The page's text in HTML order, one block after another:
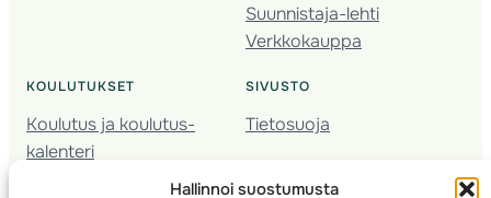
Hallinnoi suostumusta
Suunnistaja-lehti
Verkkokauppa
KOULUTUKSET
Koulutus ja koulutus­
kalenteri
Nuorison koulutukset
SIVUSTO
Tietosuoja